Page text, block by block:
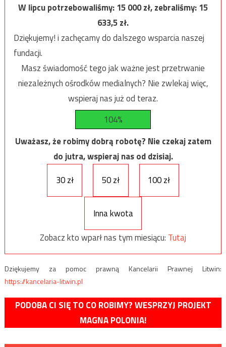
W lipcu potrzebowaliśmy:15 000zł, zebraliśmy:15
633,5zł.
Dziękujemy! i zachęcamy do dalszego wsparcia naszej
fundacji.
Masz świadomość tego jak ważne jest przetrwanie
niezależnych ośrodków medialnych? Nie zwlekaj więc,
wspieraj nas już od teraz.
104%
Uważasz, że robimy dobrą robotę? Nie czekaj zatem
do jutra, wspieraj nas od dzisiaj.
30 zł
50 zł 100 zł
Inna kwota
Zobacz kto wparł nas tym miesiącu: Tutaj
Dziękujemy za pomoc prawną Kancelarii Prawnej Litwin:
https://kancelaria-litwin.pl
PODOBA CI SIĘ TO CO ROBIMY? WESPRZYJ PROJEKT
MAGNA POLONIA!